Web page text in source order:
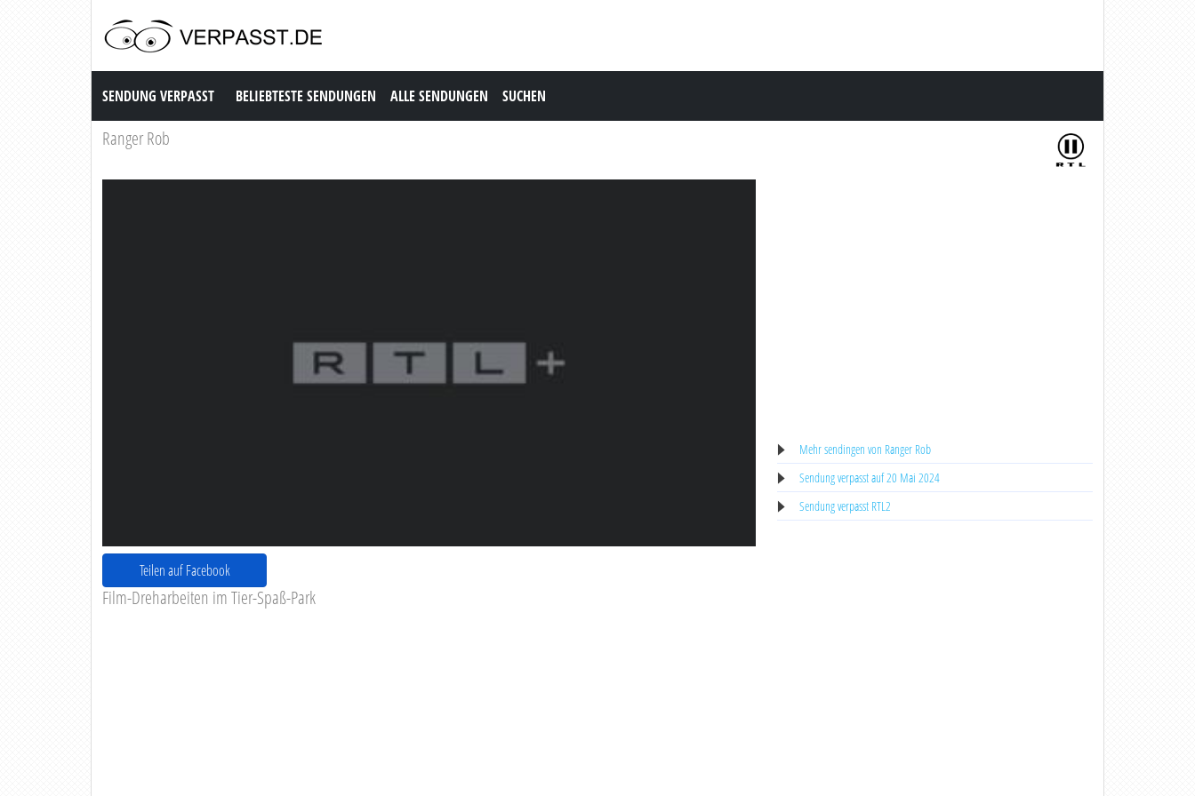
Sendung Verpasst
SENDUNG VERPASST BELIEBTESTE SENDUNGEN ALLE SENDUNGEN SUCHEN
Ranger Rob
Teilen auf Facebook
Film-Dreharbeiten im Tier-Spaß-Park
Mehr sendingen von Ranger Rob
Sendung verpasst auf 20 Mai 2024
Sendung verpasst RTL2